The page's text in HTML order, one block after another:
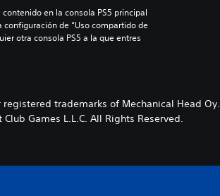
en la consola PS5 principal
de “Uso compartido de
otra consola PS5 a la que entres
trademarks of Mechanical Head Oy.
Games L.L.C. All Rights Reserved.